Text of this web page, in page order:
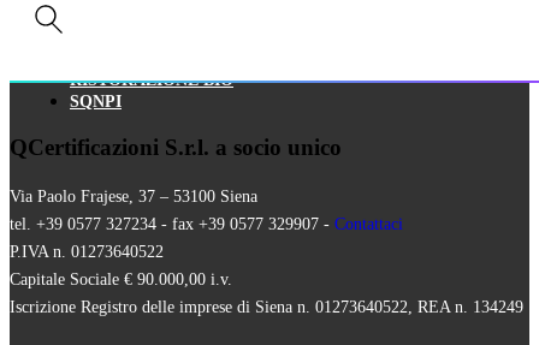
RISTORAZIONE BIO
SQNPI
QCertificazioni S.r.l. a socio unico
Via Paolo Frajese, 37 – 53100 Siena
tel. +39 0577 327234 - fax +39 0577 329907 - Contattaci
P.IVA n. 01273640522
Capitale Sociale € 90.000,00 i.v.
Iscrizione Registro delle imprese di Siena n. 01273640522, REA n. 134249